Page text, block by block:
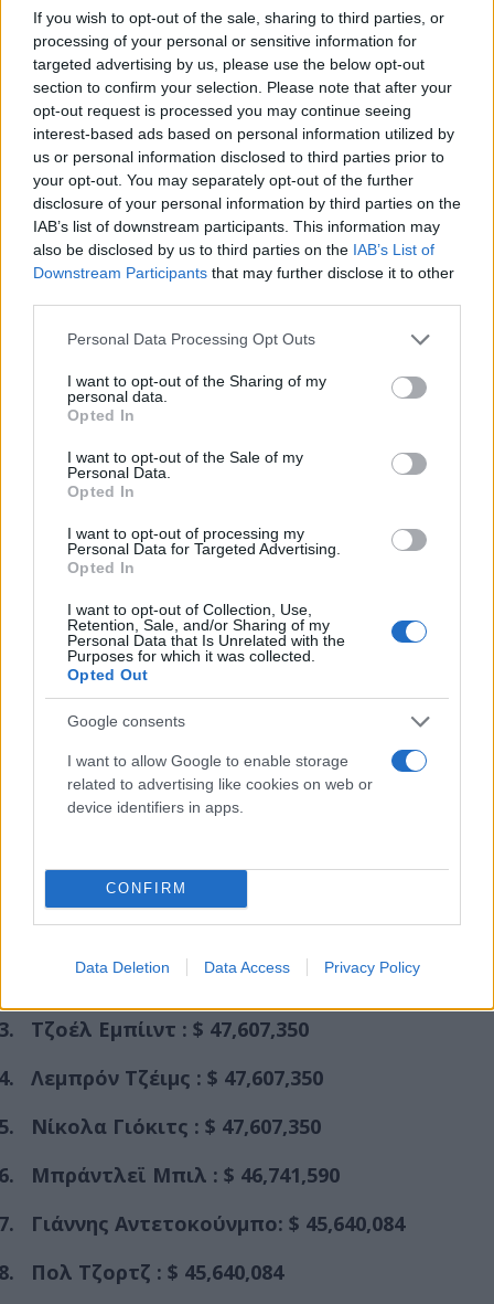
If you wish to opt-out of the sale, sharing to third parties, or
processing of your personal or sensitive information for
targeted advertising by us, please use the below opt-out
section to confirm your selection. Please note that after your
opt-out request is processed you may continue seeing
interest-based ads based on personal information utilized by
us or personal information disclosed to third parties prior to
your opt-out. You may separately opt-out of the further
disclosure of your personal information by third parties on the
IAB’s list of downstream participants. This information may
also be disclosed by us to third parties on the IAB’s List of
Downstream Participants that may further disclose it to other
Please note that this website/app uses one or more Google
not limited to your visit or usage behaviour. You may click to
grant or deny consent to Google and its third-party tags to
use your data for below specified purposes in below Google
consent section.
Personal Data Processing Opt Outs
I want to opt-out of the Sharing of my
personal data.
Opted In
I want to opt-out of the Sale of my
Personal Data.
Opted In
I want to opt-out of processing my
Personal Data for Targeted Advertising.
Opted In
I want to opt-out of Collection, Use,
Retention, Sale, and/or Sharing of my
Personal Data that Is Unrelated with the
Purposes for which it was collected.
Opted Out
Google consents
I want to allow Google to enable storage
related to advertising like cookies on web or
device identifiers in apps.
CONFIRM
Data Deletion Data Access Privacy Policy
Στη δεύτερη θέση βρίσκεται ο Κέβιν Ντουράντ ( $
47,649,433) ενώ στην τρίτη θέση είναι οι Τζοέλ
Εμπίιντ, Νίκολα Γιόκιτς και Λεμπρόν Τζέιμς με $
47,607,350.
Πιο συγκεκριμένα η πρώτη δεκάδα έχει ως εξής:
Στέφεν Κάρι : $ 51,915,615
Κέβιν Ντουράντ : $ 47,649,433
Τζοέλ Εμπίιντ : $ 47,607,350
Λεμπρόν Τζέιμς : $ 47,607,350
Νίκολα Γιόκιτς : $ 47,607,350
Μπράντλεϊ Μπιλ : $ 46,741,590
Γιάννης Αντετοκούνμπο: $ 45,640,084
Πολ Τζορτζ : $ 45,640,084